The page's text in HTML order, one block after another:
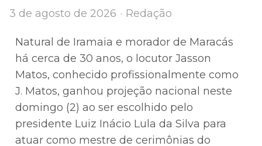
3 de agosto de 2026 Author
Redação
Natural de Iramaia e morador de Maracás
há cerca de 30 anos, o locutor Jasson
Matos, conhecido profissionalmente como
J. Matos, ganhou projeção nacional neste
domingo (2) ao ser escolhido pelo
presidente Luiz Inácio Lula da Silva para
atuar como mestre de cerimônias do